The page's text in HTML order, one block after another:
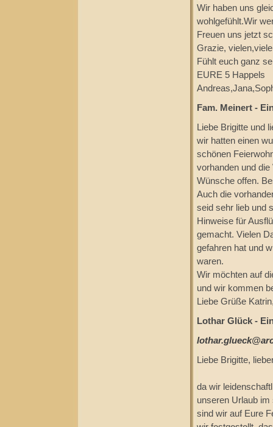
Wir haben uns
wohlgefühlt.Wir
Freuen uns jetzt
Grazie,
Fühlt euch ganz
EURE 5 Happels
Fam. Meinert -
Liebe Brigitte und
wir hatten einen
schönen
vorhanden und
Wünsche offen.
Auch die
seid sehr lieb und
Hinweise für
gemacht. Vielen
gefahren hat und
waren.
Wir möchten auf
und wir kommen
Liebe Grüße
Lothar Glück -
Liebe Brigitte,
da wir
unseren Urlaub
sind wir auf Eure